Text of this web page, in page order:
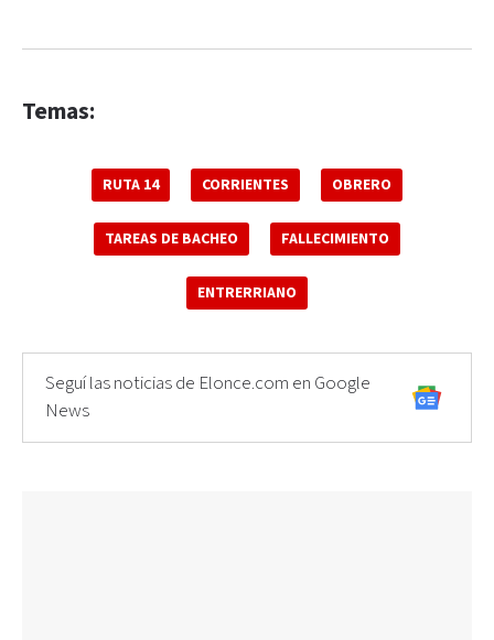
Temas:
RUTA 14 CORRIENTES OBRERO
TAREAS DE BACHEO FALLECIMIENTO
ENTRERRIANO
Seguí las noticias de Elonce.com en Google
News